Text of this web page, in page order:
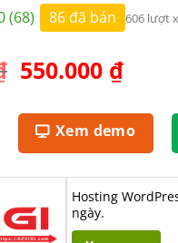
(68) 86 đã bán 606 lượt
Giá
là:
1.200.000 ₫.
550.000 ₫Giá
tại
là:
Xem demo
Hosting
ngày.